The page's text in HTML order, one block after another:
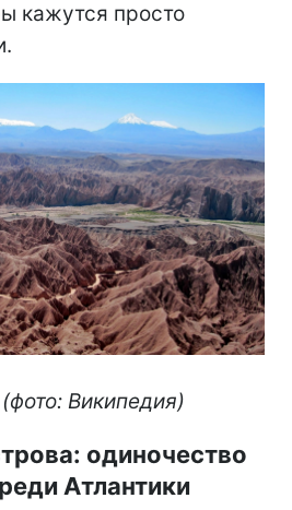
кажутся просто
Википедия)
одиночество
Атлантики